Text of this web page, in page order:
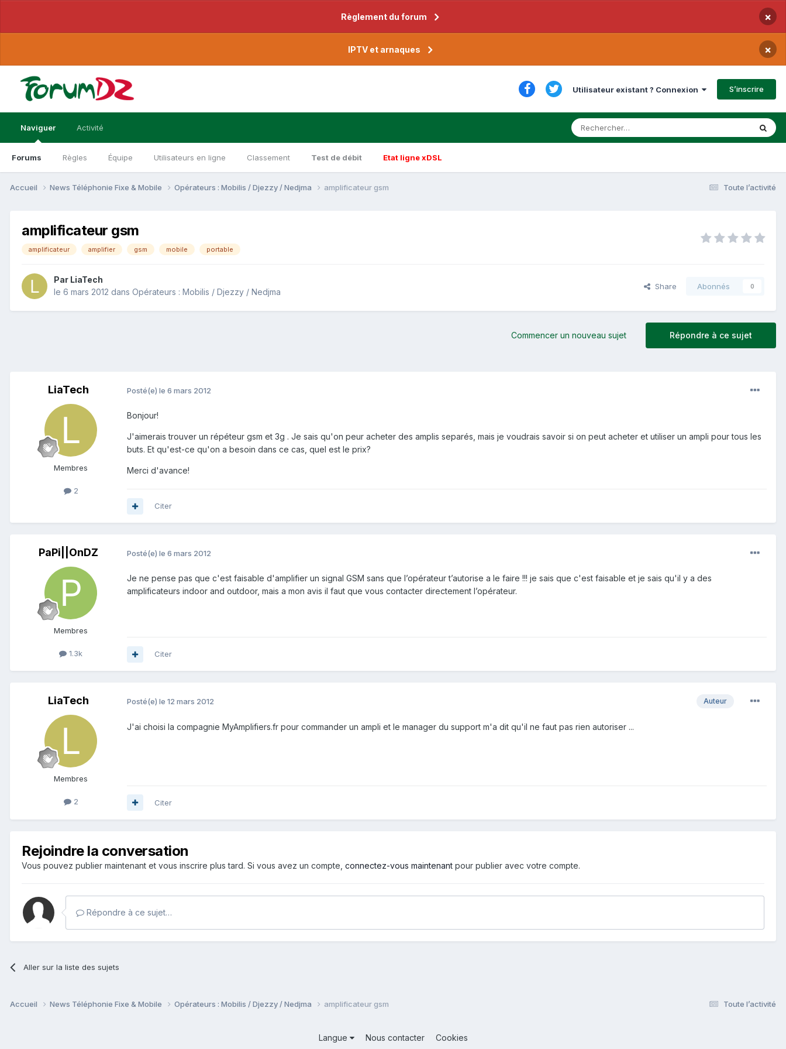
Règlement du forum ×
IPTV et arnaques ×
Utilisateur existant ? Connexion S’inscrire
Naviguer
Forums Règles Équipe Utilisateurs en ligne Classement Test de débit Etat ligne xDSL
Activité
Toute l’activité
Accueil News Téléphonie Fixe & Mobile Opérateurs : Mobilis / Djezzy / Nedjma amplificateur gsm
amplificateur gsm
amplificateur amplifier gsm mobile portable
Par LiaTech
le 6 mars 2012 dans Opérateurs : Mobilis / Djezzy / Nedjma
Share Abonnés 0
Répondre à ce sujet
Commencer un nouveau sujet
LiaTech
Membres
2
Posté(e) le 6 mars 2012
Bonjour!
J'aimerais trouver un répéteur gsm et 3g . Je sais qu'on peur acheter des amplis separés, mais je voudrais savoir si on peut acheter et utiliser un ampli pour tous les
buts. Et qu'est-ce qu'on a besoin dans ce cas, quel est le prix?
Merci d'avance!
Citer
PaPi||OnDZ
Membres
1.3k
Posté(e) le 6 mars 2012
Je ne pense pas que c'est faisable d'amplifier un signal GSM sans que l’opérateur t’autorise a le faire !!! je sais que c'est faisable et je sais qu'il y a des
amplificateurs indoor and outdoor, mais a mon avis il faut que vous contacter directement l’opérateur.
Citer
LiaTech
Membres
2
Auteur
Posté(e) le 12 mars 2012
J'ai choisi la compagnie MyAmplifiers.fr pour commander un ampli et le manager du support m'a dit qu'il ne faut pas rien autoriser ...
Citer
Rejoindre la conversation
Vous pouvez publier maintenant et vous inscrire plus tard. Si vous avez un compte, connectez-vous maintenant pour publier avec votre compte.
Répondre à ce sujet…
Aller sur la liste des sujets
Toute l’activité
Accueil News Téléphonie Fixe & Mobile Opérateurs : Mobilis / Djezzy / Nedjma amplificateur gsm
Langue Nous contacter Cookies